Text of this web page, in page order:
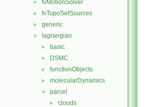
► fvMotionSolver
► fvTopoSetSources
► generic
▼ lagrangian
► basic
► DSMC
► functionObjects
► molecularDynamics
▼ parcel
► clouds